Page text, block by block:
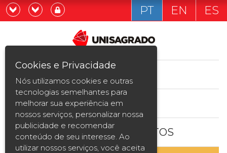
Graduação
Pós-graduação e MBA
Curta Duração
Vestibular
Já sou estudande
Quero ser estudante
PT EN ES
ESTUDE AQUI
BOLSAS E DESCONTOS
Cookies e Privacidade
Nós utilizamos cookies e outras
tecnologias semelhantes para
melhorar sua experiência em
nossos serviços, personalizar nossa
publicidade e recomendar
conteúdo de seu interesse. Ao
utilizar nossos serviços, você aceita